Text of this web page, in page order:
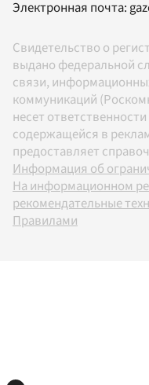
Электронная почта:
Свидетельство о
выдано федеральной
связи,
коммуникаций
несет
содержащейся в
предоставляет
Информация об
На информационном
рекомендательные
Правилами